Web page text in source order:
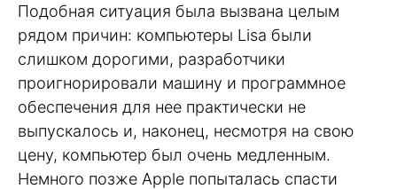
Подобная ситуация была вызвана целым
рядом причин: компьютеры Lisa были
слишком дорогими, разработчики
проигнорировали машину и программное
обеспечения для нее практически не
выпускалось и, наконец, несмотря на свою
цену, компьютер был очень медленным.
Немного позже Apple попыталась спасти